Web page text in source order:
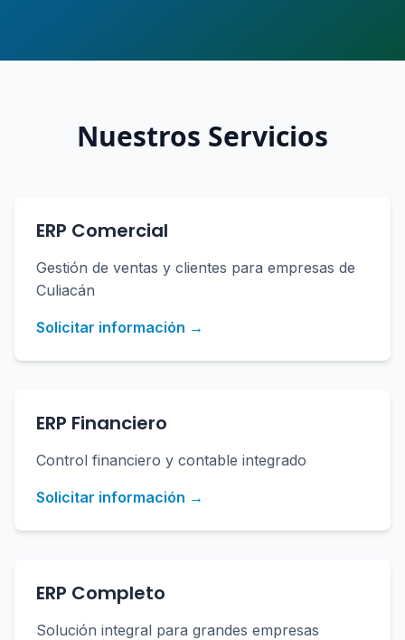
Nuestros Servicios
ERP Comercial
Gestión de ventas y clientes para empresas de
Culiacán
Solicitar información →
ERP Financiero
Control financiero y contable integrado
Solicitar información →
ERP Completo
Solución integral para grandes empresas